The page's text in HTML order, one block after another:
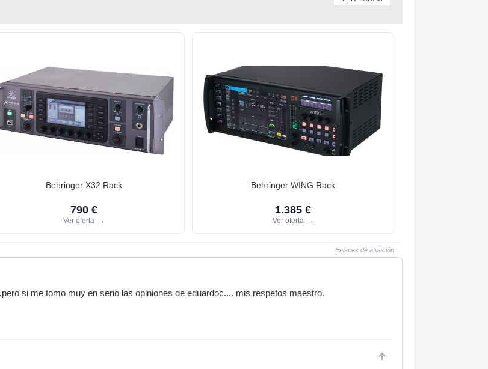
Behringer X32 Rack
790 €
Ver oferta →
Behringer WING Rack
1.385 €
Ver oferta →
Enlaces de afiliación
si me tomo muy en serio las opiniones de eduardoc.... mis respetos maestro.